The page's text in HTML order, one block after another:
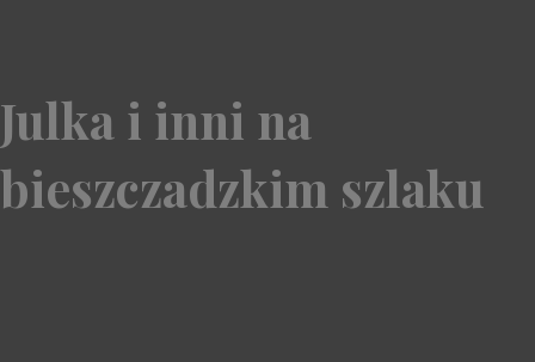
Julka i inni na
bieszczadzkim szlaku